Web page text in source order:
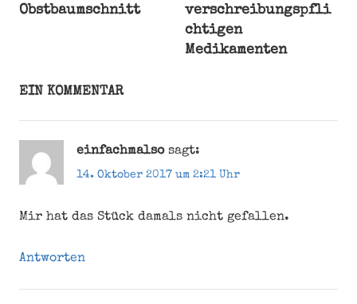
Frank
Rezension
Obstbaumschnitt
verschreibungspfli
chtigen
Medikamenten
EIN KOMMENTAR
einfachmalso sagt:
14. Oktober 2017 um 2:21 Uhr
Mir hat das Stück damals nicht gefallen.
Antworten